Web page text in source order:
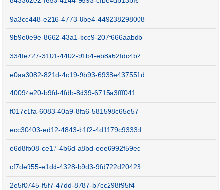
9a3cd448-e216-4773-8be4-449238298008
9b9e0e9e-8662-43a1-bcc9-207f666aabdb
334fe727-3101-4402-91b4-eb8a62fdc4b2
e0aa3082-821d-4c19-9b93-6938e437551d
40094e20-b9fd-4fdb-8d39-6715a3fff041
f017c1fa-6083-40a9-8fa6-581598c65e57
ecc30403-ed12-4843-b1f2-4d1179c9333d
e6d8fb08-ce17-4b6d-a8bd-eee6992f59ec
cf7de955-e1dd-4328-b9d3-9fd722d20423
2e5f0745-f5f7-47dd-8787-b7cc298f95f4